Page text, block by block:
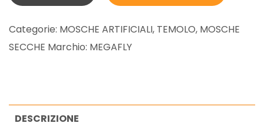
A
M
I
E
Categorie: MOSCHE ARTIFICIALI, TEMOLO, MOSCHE
SECCHE Marchio: MEGAFLY
DESCRIZIONE